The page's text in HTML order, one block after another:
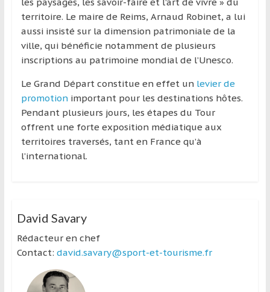
territoire. Le maire de Reims, Arnaud Robinet, a lui
aussi insisté sur la dimension patrimoniale de la
ville, qui bénéficie notamment de plusieurs
inscriptions au patrimoine mondial de l’Unesco.
Le Grand Départ constitue en effet un levier de
promotionimportant pour les destinations hôtes.
Pendant plusieurs jours, les étapes du Tour
offrent une forte exposition médiatique aux
territoires traversés, tant en France qu’à
l’international.
David Savary
Rédacteur en chef
Contact: david.savary@sport-et-tourisme.fr